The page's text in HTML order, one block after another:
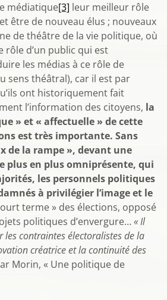
médiatique[3] leur meilleur rôle
être de nouveau élus ; nouveaux
de théâtre de la vie politique, où
rôle d’un public qui est
les médias à ce rôle de
sens théâtral), car il est par
ont historiquement fait
l’information des citoyens, la
» et « affectuelle » de cette
est très importante. Sans
de la rampe », devant une
plus en plus omniprésente, qui
les personnels politiques
à privilégier l’image et le
terme » des élections, opposé
politiques d’envergure…« Il
les contraintes électoralistes de la
créatrice et la continuité des
Morin, « Une politique de